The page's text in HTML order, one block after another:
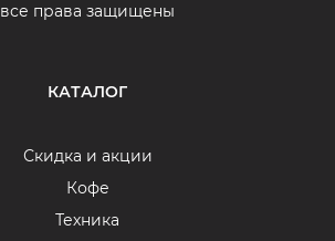
все права защищены
КАТАЛОГ
Скидка и акции
Кофе
Техника